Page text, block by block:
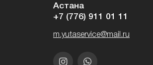
Астана
+7 (776) 911 01 11
m.yutaservice@mail.ru